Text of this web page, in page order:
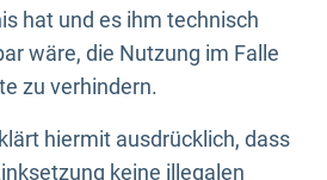
hat und es ihm technisch
wäre, die Nutzung im Falle
zu verhindern.
hiermit ausdrücklich, dass
keine illegalen